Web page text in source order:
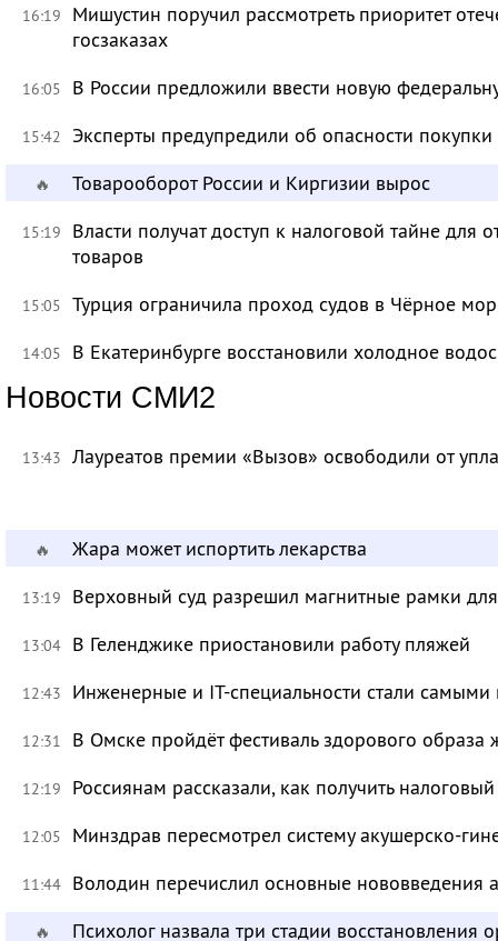
16:19
Мишустин поручил рассмотреть приоритет
госзаказах
16:05 В России предложили ввести новую
15:42 Эксперты предупредили об опасности
🔥 Товарооборот России и Киргизии вырос
15:19
Власти получат доступ к налоговой тайне для
товаров
15:05 Турция ограничила проход судов в Чёрное
14:05 В Екатеринбурге восстановили холодное
Новости СМИ2
13:43 Лауреатов премии «Вызов» освободили от
🔥 Жара может испортить лекарства
13:19 Верховный суд разрешил магнитные рамки
13:04 В Геленджике приостановили работу пляжей
12:43 Инженерные и IT-специальности стали
12:31 В Омске пройдёт фестиваль здорового
12:19 Россиянам рассказали, как получить
12:05 Минздрав пересмотрел систему акушерско-
11:44 Володин перечислил основные нововведения
🔥 Психолог назвала три стадии восстановления